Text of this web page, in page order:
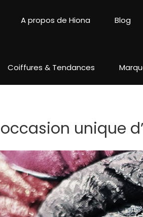
A propos de Hiona Blog
Coiffures & Tendances
unique